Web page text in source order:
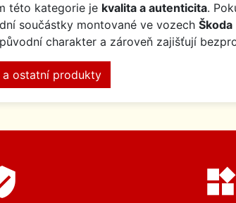
této kategorie je kvalita a autenticita.
součástky montované ve vozech Škoda
charakter a zároveň zajišťují
a ostatní produkty
widgets